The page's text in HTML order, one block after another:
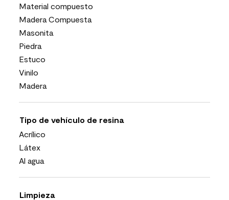
Material compuesto
Madera Compuesta
Masonita
Piedra
Estuco
Vinilo
Madera
Tipo de vehículo de resina
Acrílico
Látex
Al agua
Limpieza